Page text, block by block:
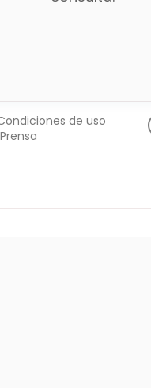
de uso
Prensa